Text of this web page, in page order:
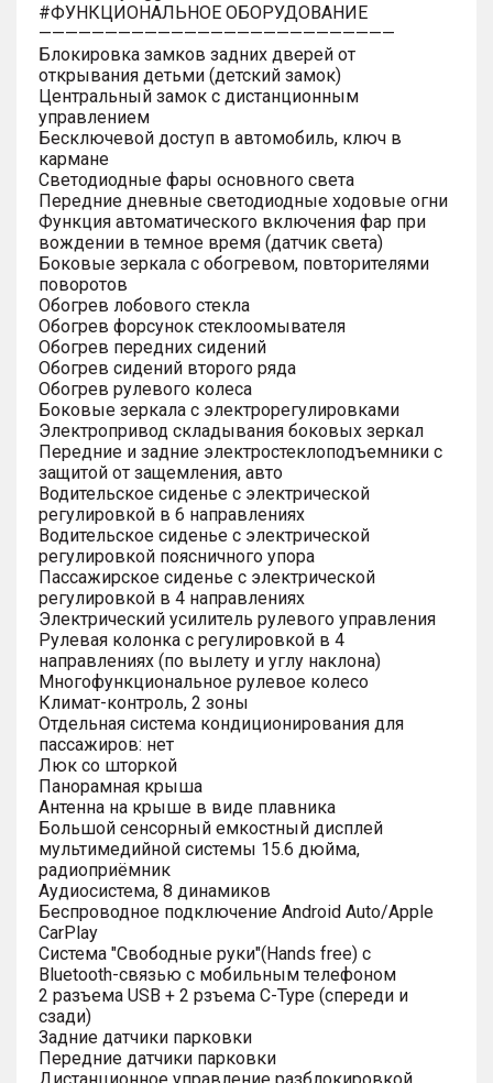
#ФУНКЦИОНАЛЬНОЕ ОБОРУДОВАНИЕ
———————————————————————————
Блокировка замков задних дверей от
открывания детьми (детский замок)
Центральный замок с дистанционным
управлением
Бесключевой доступ в автомобиль, ключ в
кармане
Светодиодные фары основного света
Передние дневные светодиодные ходовые огни
Функция автоматического включения фар при
вождении в темное время (датчик света)
Боковые зеркала с обогревом, повторителями
поворотов
Обогрев лобового стекла
Обогрев форсунок стеклоомывателя
Обогрев передних сидений
Обогрев сидений второго ряда
Обогрев рулевого колеса
Боковые зеркала с электрорегулировками
Электропривод складывания боковых зеркал
Передние и задние электростеклоподъемники с
защитой от защемления, авто
Водительское сиденье с электрической
регулировкой в 6 направлениях
Водительское сиденье с электрической
регулировкой поясничного упора
Пассажирское сиденье с электрической
регулировкой в 4 направлениях
Электрический усилитель рулевого управления
Рулевая колонка с регулировкой в 4
направлениях (по вылету и углу наклона)
Многофункциональное рулевое колесо
Климат-контроль, 2 зоны
Отдельная система кондиционирования для
пассажиров: нет
Люк со шторкой
Панорамная крыша
Антенна на крыше в виде плавника
Большой сенсорный емкостный дисплей
мультимедийной системы 15.6 дюйма,
радиоприёмник
Аудиосистема, 8 динамиков
Беспроводное подключение Android Auto/Apple
CarPlay
Система "Свободные руки"(Hands free) с
Bluetooth-связью с мобильным телефоном
2 разъема USB + 2 рзъема C-Type (спереди и
сзади)
Задние датчики парковки
Передние датчики парковки
Дистанционное управление разблокировкой